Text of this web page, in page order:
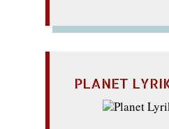
PLANET